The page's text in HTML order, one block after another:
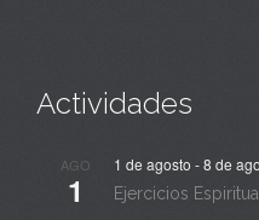
Actividades
AGO
1
1 de agosto -8 de
Ejercicios